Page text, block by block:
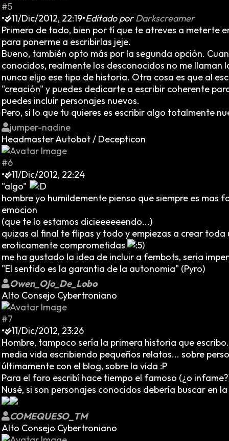
#5
•
11/Dic/2012, 22:19•Editado porDarkscreamer
Primero de todo, bien por tí que te atreves a meterte
para ponerme a escribirlas jeje.
Bueno, también opto más por la segunda opción.
conocidos, realmente los desconocidos no me
nunca elijo ese tipo de historia. Otra cosa es que al
"creación" y puedes dedicarte a escribir coherente
puedes incluir personajes nuevos.
Pero, si lo que tu quieres es escribir algo totalmente
jumper-nadine
Headmaster Autobot / Decepticon
#6
•
11/Dic/2012, 22:24
"algo"
hombre yo humildemente pienso que siempre es mas
emocion
(que te lo estamos dicieeeeeendo...)
quizas al final te flipas y todo y empiezas a crear
eroticamente comprometidas
me ha gustado la idea de incluir a fembots, seria
"El sentido es la garantia de la autonomia" (Pyro)
Owen_Ojo_De_Lobo
Alto Consejo Cybertroniano
#7
•
11/Dic/2012, 23:26
Hombre, tampoco sería la primera historia que
media vida escribiendo pequeños relatos... sobre
últimamente con el blog, sobre la vida :P
Para el foro escribí hace tiempo el famoso (¿o
Nusé, si son personajes conocidos debería buscar en
COMEQUESO_TM
Alto Consejo Cybertroniano